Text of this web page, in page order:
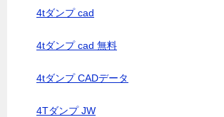
4tダンプ cad
4tダンプ cad 無料
4tダンプ CADデータ
4Tダンプ JW